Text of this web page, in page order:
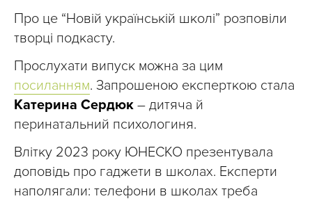
Про це “Новій українській школі” розповіли
творці подкасту.
Прослухати випуск можна за цим
посиланням. Запрошеною експерткою стала
Катерина Сердюк – дитяча й
перинатальний психологиня.
Влітку 2023 року ЮНЕСКО презентувала
доповідь про гаджети в школах. Експерти
наполягали: телефони в школах треба